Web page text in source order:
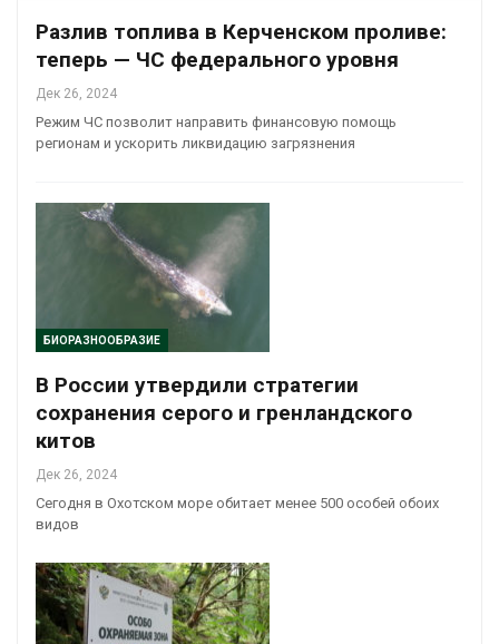
Разлив топлива в Керченском проливе:
теперь — ЧС федерального уровня
Дек 26, 2024
Режим ЧС позволит направить финансовую помощь
регионам и ускорить ликвидацию загрязнения
БИОРАЗНООБРАЗИЕ
В России утвердили стратегии
сохранения серого и гренландского
китов
Дек 26, 2024
Сегодня в Охотском море обитает менее 500 особей обоих
видов